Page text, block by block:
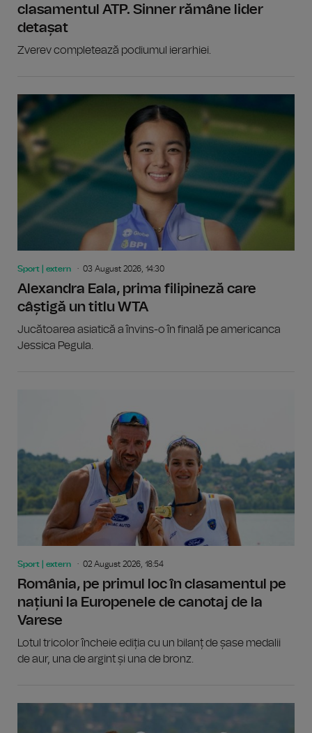
clasamentul ATP. Sinner rămâne lider
detașat
Zverev completează podiumul ierarhiei.
Sport | extern 03 August 2026, 14:30
Alexandra Eala, prima filipineză care
câștigă un titlu WTA
Jucătoarea asiatică a învins-o în finală pe americanca
Jessica Pegula.
Sport | extern 02 August 2026, 18:54
România, pe primul loc în clasamentul pe
națiuni la Europenele de canotaj de la
Varese
Lotul tricolor încheie ediția cu un bilanț de șase medalii
de aur, una de argint și una de bronz.